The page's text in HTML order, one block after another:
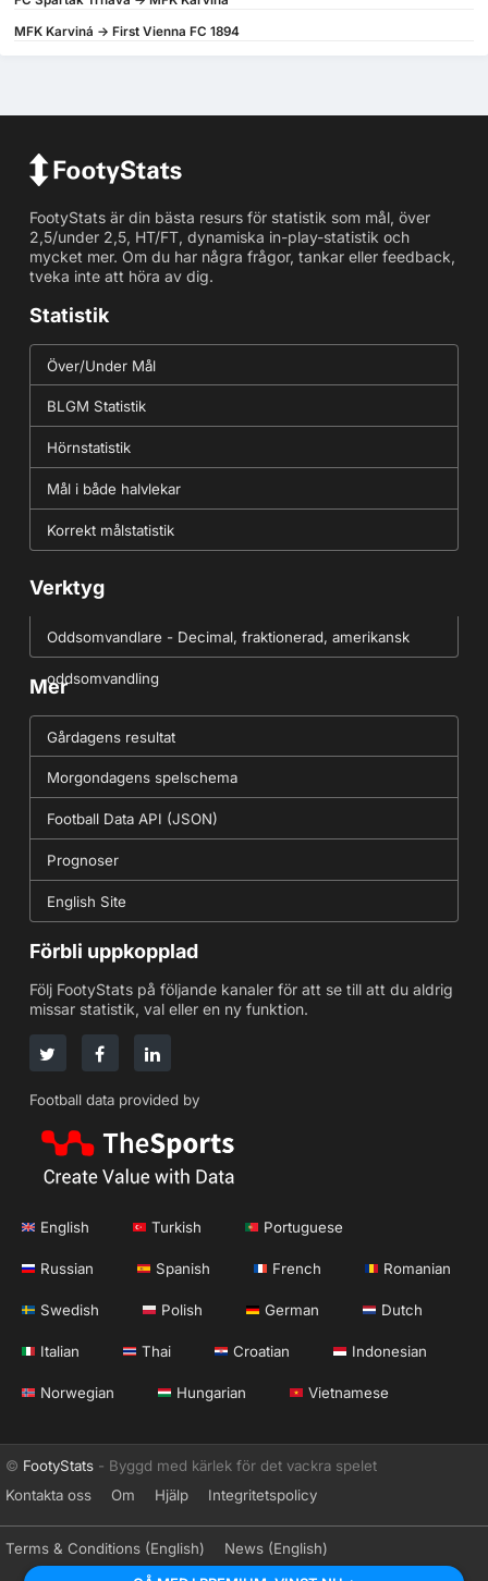
MFK Karviná -> First Vienna FC 1894
FootyStats är din bästa resurs för statistik som mål, över
2,5/under 2,5, HT/FT, dynamiska in-play-statistik och
mycket mer. Om du har några frågor, tankar eller feedback,
tveka inte att höra av dig.
Statistik
Över/Under Mål
BLGM Statistik
Hörnstatistik
Mål i både halvlekar
Korrekt målstatistik
Verktyg
Oddsomvandlare - Decimal, fraktionerad, amerikansk
oddsomvandling
Mer
Gårdagens resultat
Morgondagens spelschema
Football Data API (JSON)
Prognoser
English Site
Förbli uppkopplad
Följ FootyStats på följande kanaler för att se till att du aldrig
missar statistik, val eller en ny funktion.
Football data provided by
English Turkish Portuguese
Russian Spanish French Romanian
Swedish Polish German Dutch
Italian Thai Croatian Indonesian
Norwegian Hungarian Vietnamese
© FootyStats - Byggd med kärlek för det vackra spelet
Kontakta oss
Om Hjälp Integritetspolicy
Terms & Conditions (English) News (English)